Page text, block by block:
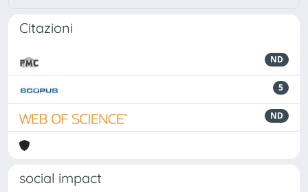
Citazioni
ND
5
ND
social impact